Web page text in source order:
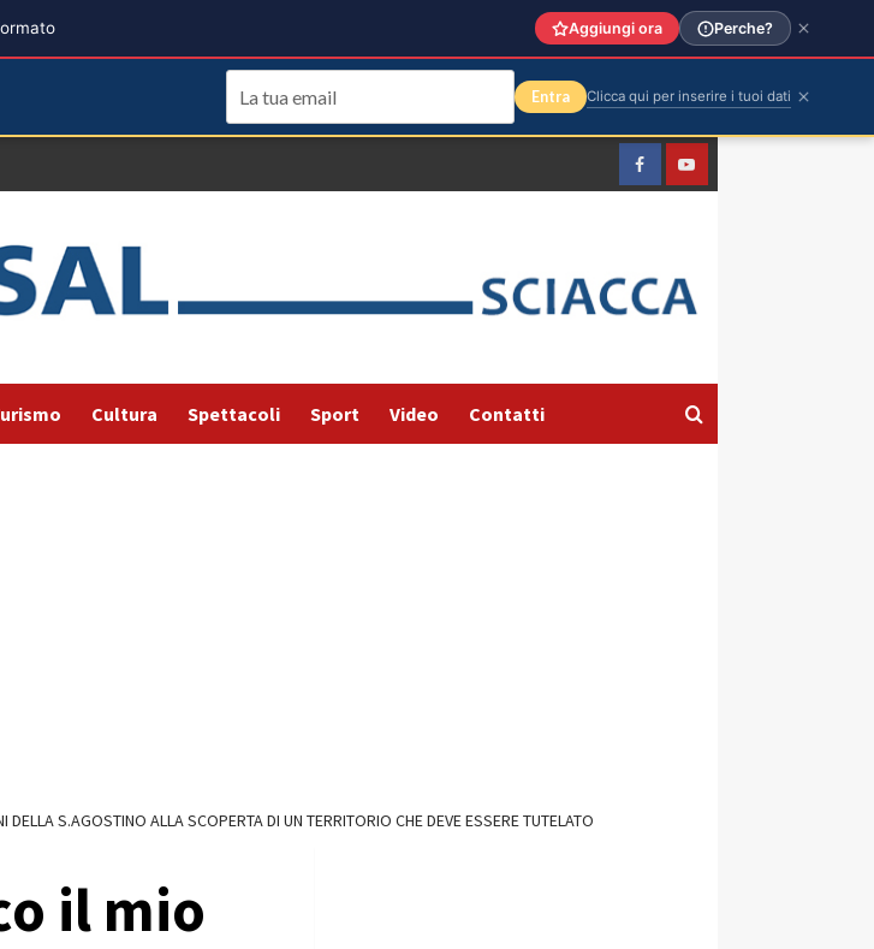
FacebookYountube
Cultura Spettacoli Sport Video Contatti
S.AGOSTINO ALLA SCOPERTA DI UN TERRITORIO CHE DEVE ESSERE TUTELATO
il mio
Aggiungi ora Perche?
Entra Clicca qui per inserire i tuoi dati